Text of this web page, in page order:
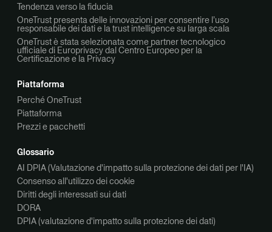
Tendenza verso la fiducia
OneTrust presenta delle innovazioni per consentire l’uso
responsabile dei dati e la trust intelligence su larga scala
OneTrust è stata selezionata come partner tecnologico
ufficiale di Europrivacy dal Centro Europeo per la
Certificazione e la Privacy
Piattaforma
Perché OneTrust
Piattaforma
Prezzi e pacchetti
Glossario
AI DPIA (Valutazione d'impatto sulla protezione dei dati per l'IA)
Consenso all'utilizzo dei cookie
Diritti degli interessati sui dati
DORA
DPIA (valutazione d'impatto sulla protezione dei dati)